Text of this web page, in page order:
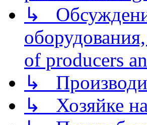
↳
of producers
↳
↳ Хозяйке